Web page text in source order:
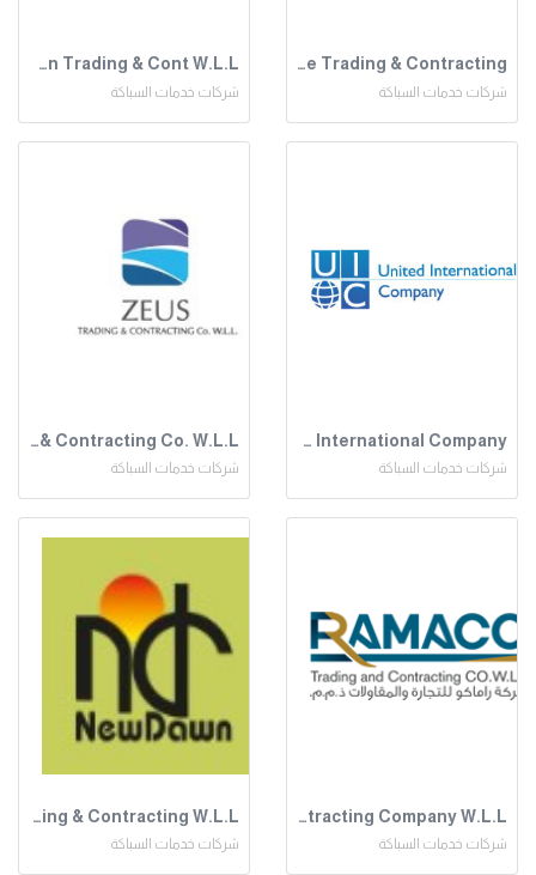
Mansion Trading & Cont W.L.L
شركات خدمات السباكة
Rise and Shine Trading & Contracting
شركات خدمات السباكة
Zeus Trading & Contracting Co. W.L.L
شركات خدمات السباكة
United International Company
شركات خدمات السباكة
Newdawn Trading & Contracting W.L.L
شركات خدمات السباكة
Ramaco Trading and Contracting Company W.L.L
شركات خدمات السباكة